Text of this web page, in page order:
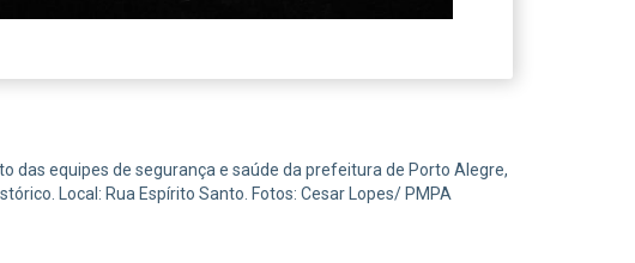
das equipes de segurança e saúde da prefeitura de Porto Alegre,
Local: Rua Espírito Santo. Fotos: Cesar Lopes/ PMPA